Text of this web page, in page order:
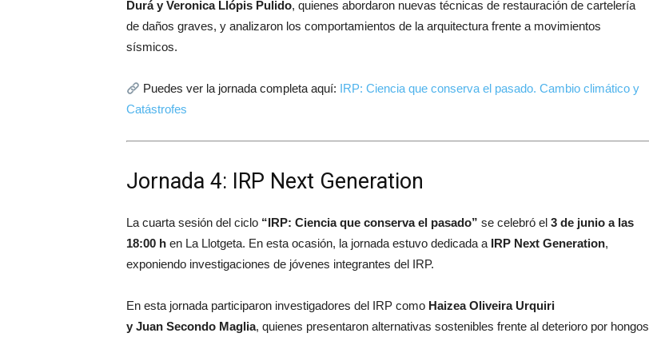
Durá y Veronica Llópis Pulido, quienes abordaron nuevas técnicas de restauración de cartelería
de daños graves, y analizaron los comportamientos de la arquitectura frente a movimientos
sísmicos.
Puedes ver la jornada completa aquí: IRP: Ciencia que conserva el pasado. Cambio climático y
Catástrofes
Jornada 4: IRP Next Generation
La cuarta sesión del ciclo “IRP: Ciencia que conserva el pasado” se celebró el 3 de junio a las
18:00 h en La Llotgeta. En esta ocasión, la jornada estuvo dedicada a IRP Next Generation,
exponiendo investigaciones de jóvenes integrantes del IRP.
En esta jornada participaron investigadores del IRP como Haizea Oliveira Urquiri
y Juan Secondo Maglia, quienes presentaron alternativas sostenibles frente al deterioro por hongos